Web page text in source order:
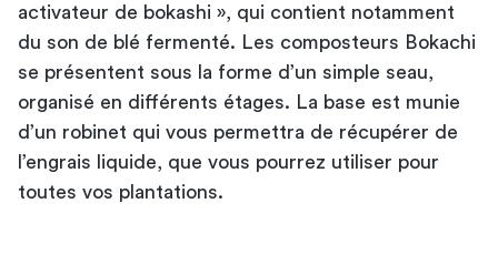
activateur de bokashi », qui contient notamment
du son de blé fermenté. Les composteurs Bokachi
se présentent sous la forme d’un simple seau,
organisé en différents étages. La base est munie
d’un robinet qui vous permettra de récupérer de
l’engrais liquide, que vous pourrez utiliser pour
toutes vos plantations.